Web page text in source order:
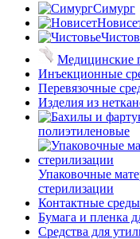
Симург
Медицинские
Инъекционные
Перевязочные
Изделия из
полиэтиленовые
Упаковочные
стерилизации
Контактные
Бумага и пленка
Средства для